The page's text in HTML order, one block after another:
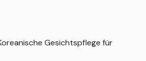
Gesichtspflege für